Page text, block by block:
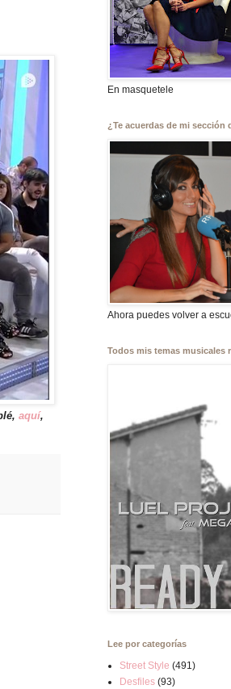
aquí,
En masquetele
¿Te acuerdas de mi sección
Ahora puedes volver a
Todos mis temas musicales
Lee por categorías
Street Style (491)
Desfiles (93)